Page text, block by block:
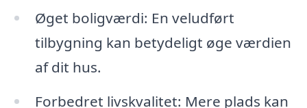
Øget boligværdi: En veludført
tilbygning kan betydeligt øge værdien
af dit hus.
Forbedret livskvalitet: Mere plads kan